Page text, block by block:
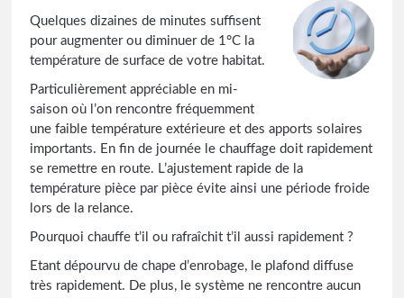
Quelques dizaines de minutes suffisent
pour augmenter ou diminuer de 1°C la
température de surface de votre habitat.
Particulièrement appréciable en mi-
saison où l’on rencontre fréquemment
une faible température extérieure et des apports solaires
importants. En fin de journée le chauffage doit rapidement
se remettre en route. L’ajustement rapide de la
température pièce par pièce évite ainsi une période froide
lors de la relance.
Pourquoi chauffe t’il ou rafraîchit t’il aussi rapidement ?
Etant dépourvu de chape d’enrobage, le plafond diffuse
très rapidement. De plus, le système ne rencontre aucun